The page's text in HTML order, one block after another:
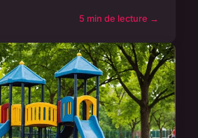
5 min de lecture →